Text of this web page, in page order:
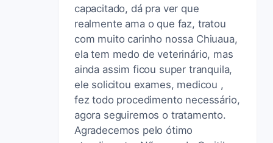
capacitado, dá pra ver que
realmente ama o que faz, tratou
com muito carinho nossa Chiuaua,
ela tem medo de veterinário, mas
ainda assim ficou super tranquila,
ele solicitou exames, medicou ,
fez todo procedimento necessário,
agora seguiremos o tratamento.
Agradecemos pelo ótimo